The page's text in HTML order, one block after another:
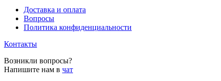
Доставка и оплата
Вопросы
Политика конфиденциальности
Контакты
Возникли вопросы?
Напишите нам в чат